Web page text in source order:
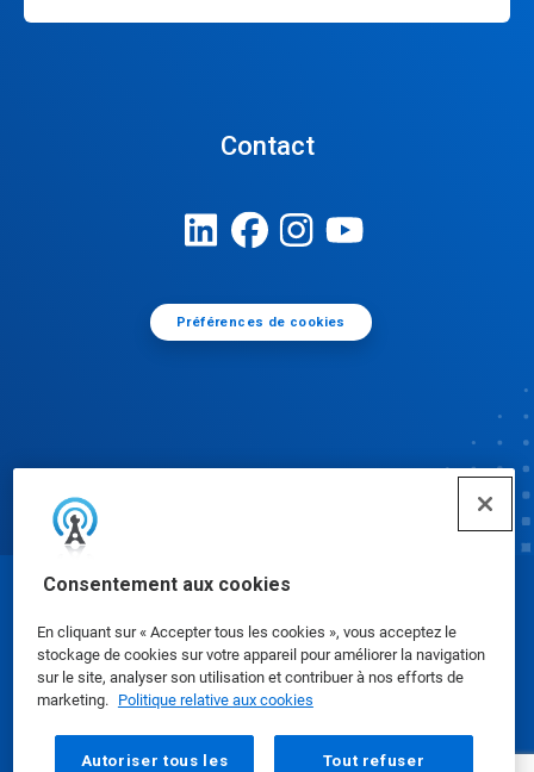
Consentement aux cookies
En cliquant sur « Accepter tous les cookies », vous acceptez le
stockage de cookies sur votre appareil pour améliorer la navigation
sur le site, analyser son utilisation et contribuer à nos efforts de
marketing. Politique relative aux cookies
Autoriser tous les Tout refuser
Contact
Préférences de cookies
Fiches de données de sécurité|Politique de
confidentialité|conditions d'utilisation